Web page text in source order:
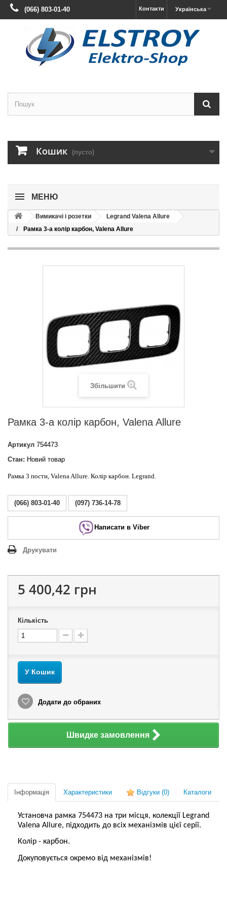
Українська
Контакти
(066) 803-01-40
Кошик (пусто)
МЕНЮ
Вимикачі і розетки
Legrand Valena Allure
Рамка 3-а колір карбон, Valena Allure
Збільшити
Рамка 3-а колір карбон, Valena Allure
Артикул 754473
Стан: Новий товар
Рамка 3 пости, Valena Allure. Колір карбон. Legrand.
(066) 803-01-40 (097) 736-14-78
Написати в Viber
Друкувати
5 400,42 грн
Кількість
У Кошик
Додати до обраних
Швидке замовлення
Інформація Характеристики Відгуки (0) Каталоги
Установча рамка 754473 на три місця, колекції Legrand
Valena Allure, підходить до всіх механізмів цієї серії.
Колір - карбон.
Докуповується окремо від механізмів!